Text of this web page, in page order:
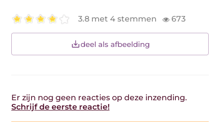
3.8 met 4 stemmen 673
deel als afbeelding
Er zijn nog geen reacties op deze inzending.
Schrijf de eerste reactie!